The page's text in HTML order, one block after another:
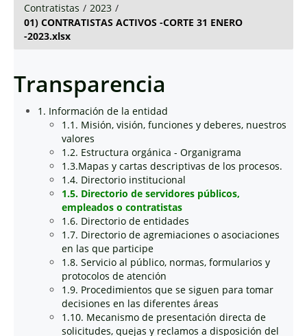
Contratistas / 2023 /
01) CONTRATISTAS ACTIVOS -CORTE 31 ENERO
-2023.xlsx
Transparencia
1. Información de la entidad
1.1. Misión, visión, funciones y deberes, nuestros
valores
1.2. Estructura orgánica - Organigrama
1.3.Mapas y cartas descriptivas de los procesos.
1.4. Directorio institucional
1.5. Directorio de servidores públicos,
empleados o contratistas
1.6. Directorio de entidades
1.7. Directorio de agremiaciones o asociaciones
en las que participe
1.8. Servicio al público, normas, formularios y
protocolos de atención
1.9. Procedimientos que se siguen para tomar
decisiones en las diferentes áreas
1.10. Mecanismo de presentación directa de
solicitudes, quejas y reclamos a disposición del